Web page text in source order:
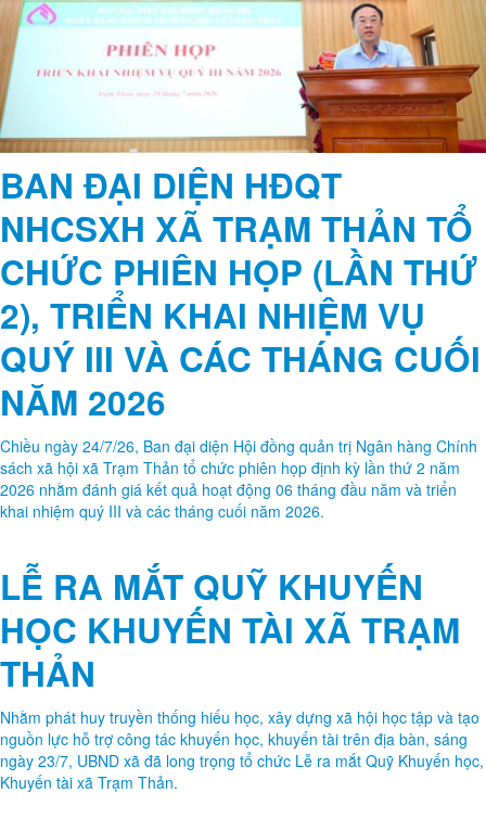
BAN ĐẠI DIỆN HĐQT
NHCSXH XÃ TRẠM THẢN TỔ
CHỨC PHIÊN HỌP (LẦN THỨ
2), TRIỂN KHAI NHIỆM VỤ
QUÝ III VÀ CÁC THÁNG CUỐI
NĂM 2026
Chiều ngày 24/7/26, Ban đại diện Hội đồng quản trị Ngân hàng Chính
sách xã hội xã Trạm Thản tổ chức phiên họp định kỳ lần thứ 2 năm
2026 nhằm đánh giá kết quả hoạt động 06 tháng đầu năm và triển
khai nhiệm quý III và các tháng cuối năm 2026.
LỄ RA MẮT QUỸ KHUYẾN
HỌC KHUYẾN TÀI XÃ TRẠM
THẢN
Nhằm phát huy truyền thống hiếu học, xây dựng xã hội học tập và tạo
nguồn lực hỗ trợ công tác khuyến học, khuyến tài trên địa bàn, sáng
ngày 23/7, UBND xã đã long trọng tổ chức Lễ ra mắt Quỹ Khuyến học,
Khuyến tài xã Trạm Thản.